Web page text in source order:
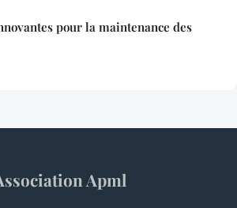
pour la maintenance des
Apml